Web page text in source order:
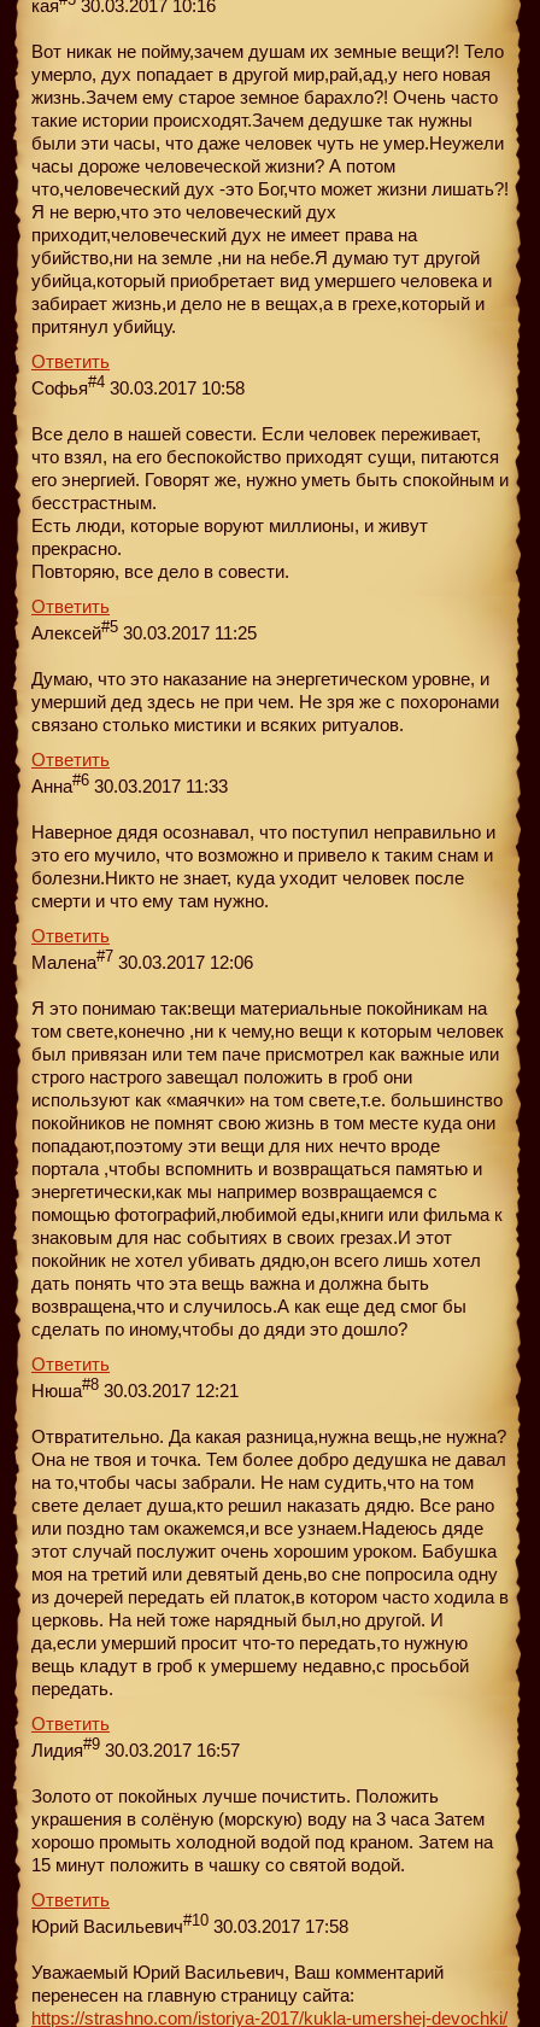
кая 30.03.2017 10:16
Вот никак не пойму,зачем душам их земные вещи?! Тело
умерло, дух попадает в другой мир,рай,ад,у него новая
жизнь.Зачем ему старое земное барахло?! Очень часто
такие истории происходят.Зачем дедушке так нужны
были эти часы, что даже человек чуть не умер.Неужели
часы дороже человеческой жизни? А потом
что,человеческий дух -это Бог,что может жизни лишать?!
Я не верю,что это человеческий дух
приходит,человеческий дух не имеет права на
убийство,ни на земле ,ни на небе.Я думаю тут другой
убийца,который приобретает вид умершего человека и
забирает жизнь,и дело не в вещах,а в грехе,который и
притянул убийцу.
Ответить
Софья#4 30.03.2017 10:58
Все дело в нашей совести. Если человек переживает,
что взял, на его беспокойство приходят сущи, питаются
его энергией. Говорят же, нужно уметь быть спокойным и
бесстрастным.
Есть люди, которые воруют миллионы, и живут
прекрасно.
Повторяю, все дело в совести.
Ответить
Алексей#5 30.03.2017 11:25
Думаю, что это наказание на энергетическом уровне, и
умерший дед здесь не при чем. Не зря же с похоронами
связано столько мистики и всяких ритуалов.
Ответить
Анна#6 30.03.2017 11:33
Наверное дядя осознавал, что поступил неправильно и
это его мучило, что возможно и привело к таким снам и
болезни.Никто не знает, куда уходит человек после
смерти и что ему там нужно.
Ответить
Малена#7 30.03.2017 12:06
Я это понимаю так:вещи материальные покойникам на
том свете,конечно ,ни к чему,но вещи к которым человек
был привязан или тем паче присмотрел как важные или
строго настрого завещал положить в гроб они
используют как «маячки» на том свете,т.е. большинство
покойников не помнят свою жизнь в том месте куда они
попадают,поэтому эти вещи для них нечто вроде
портала ,чтобы вспомнить и возвращаться памятью и
энергетически,как мы например возвращаемся с
помощью фотографий,любимой еды,книги или фильма к
знаковым для нас событиях в своих грезах.И этот
покойник не хотел убивать дядю,он всего лишь хотел
дать понять что эта вещь важна и должна быть
возвращена,что и случилось.А как еще дед смог бы
сделать по иному,чтобы до дяди это дошло?
Ответить
Нюша#8 30.03.2017 12:21
Отвратительно. Да какая разница,нужна вещь,не нужна?
Она не твоя и точка. Тем более добро дедушка не давал
на то,чтобы часы забрали. Не нам судить,что на том
свете делает душа,кто решил наказать дядю. Все рано
или поздно там окажемся,и все узнаем.Надеюсь дяде
этот случай послужит очень хорошим уроком. Бабушка
моя на третий или девятый день,во сне попросила одну
из дочерей передать ей платок,в котором часто ходила в
церковь. На ней тоже нарядный был,но другой. И
да,если умерший просит что-то передать,то нужную
вещь кладут в гроб к умершему недавно,с просьбой
передать.
Ответить
Лидия#9 30.03.2017 16:57
Золото от покойных лучше почистить. Положить
украшения в солёную (морскую) воду на 3 часа Затем
хорошо промыть холодной водой под краном. Затем на
15 минут положить в чашку со святой водой.
Ответить
Юрий Васильевич#10 30.03.2017 17:58
Уважаемый Юрий Васильевич, Ваш комментарий
перенесен на главную страницу сайта:
https://strashno.com/istoriya-2017/kukla-umershej-devochki/